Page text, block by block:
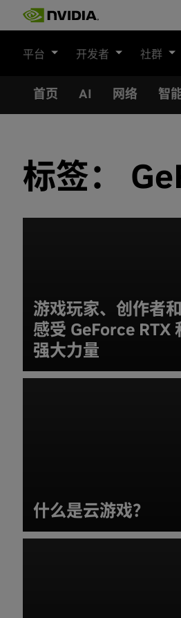
平台 开发者 社群
首页 AI 网络 智
标签：
游戏玩家、创作者
感受 GeForce RTX
强大力量
什么是云游戏？